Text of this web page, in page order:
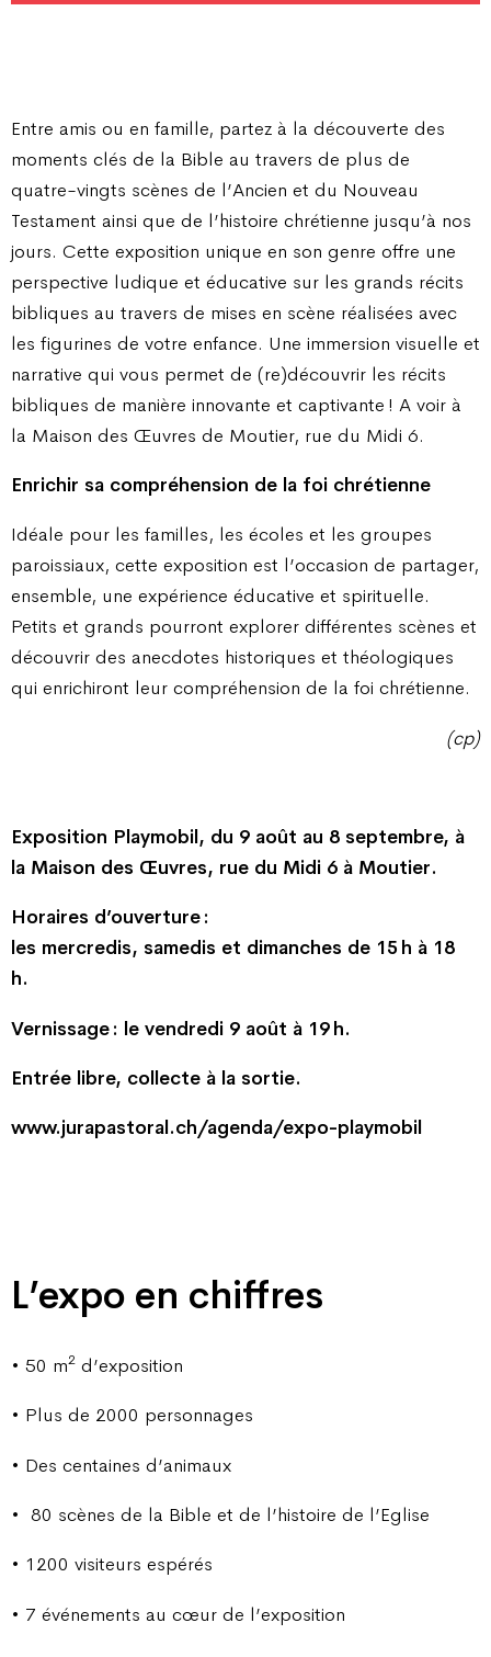
Entre amis ou en famille, partez à la découverte des
moments clés de la Bible au travers de plus de
quatre-vingts scènes de l’Ancien et du Nouveau
Testament ainsi que de l’histoire chrétienne jusqu’à nos
jours. Cette exposition unique en son genre offre une
perspective ludique et éducative sur les grands récits
bibliques au travers de mises en scène réalisées avec
les figurines de votre enfance. Une immersion visuelle et
narrative qui vous permet de (re)découvrir les récits
bibliques de manière innovante et captivante ! A voir à
la Maison des Œuvres de Moutier, rue du Midi 6.
Enrichir sa compréhension de la foi chrétienne
Idéale pour les familles, les écoles et les groupes
paroissiaux, cette exposition est l’occasion de partager,
ensemble, une expérience éducative et spirituelle.
Petits et grands pourront explorer différentes scènes et
découvrir des anecdotes historiques et théologiques
qui enrichiront leur compréhension de la foi chrétienne.
(cp)
Exposition Playmobil, du 9 août au 8 septembre, à
la Maison des Œuvres, rue du Midi 6 à Moutier.
Horaires d’ouverture :
les mercredis, samedis et dimanches de 15 h à 18
h.
Vernissage : le vendredi 9 août à 19 h.
Entrée libre, collecte à la sortie.
www.jurapastoral.ch/agenda/expo-playmobil
L’expo en chiffres
• 50 m2 d’exposition
• Plus de 2000 personnages
• Des centaines d’animaux
• 80 scènes de la Bible et de l’histoire de l’Eglise
• 1200 visiteurs espérés
• 7 événements au cœur de l’exposition